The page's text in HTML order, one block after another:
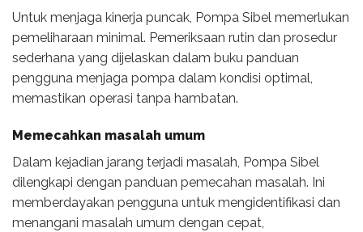
Untuk menjaga kinerja puncak, Pompa Sibel memerlukan
pemeliharaan minimal. Pemeriksaan rutin dan prosedur
sederhana yang dijelaskan dalam buku panduan
pengguna menjaga pompa dalam kondisi optimal,
memastikan operasi tanpa hambatan.
Memecahkan masalah umum
Dalam kejadian jarang terjadi masalah, Pompa Sibel
dilengkapi dengan panduan pemecahan masalah. Ini
memberdayakan pengguna untuk mengidentifikasi dan
menangani masalah umum dengan cepat,